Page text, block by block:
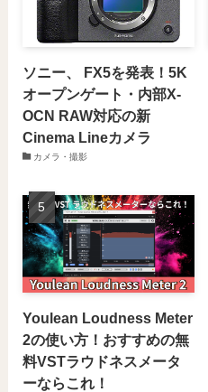
ソニー、 FX5を発表！5K
オープンゲート・内部X-
OCN RAW対応の新
Cinema Lineカメラ
カメラ・撮影
Youlean Loudness Meter
2の使い方！おすすめの無
料VSTラウドネスメータ
ーならこれ！